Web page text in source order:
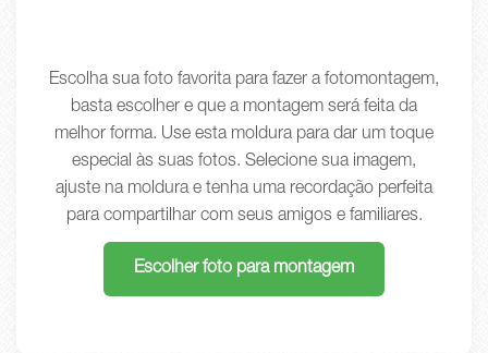
Escolha sua foto favorita para fazer a fotomontagem,
basta escolher e que a montagem será feita da
melhor forma. Use esta moldura para dar um toque
especial às suas fotos. Selecione sua imagem,
ajuste na moldura e tenha uma recordação perfeita
para compartilhar com seus amigos e familiares.
Escolher foto para montagem